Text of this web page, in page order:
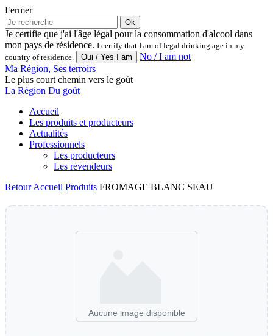
Fermer
Ok
Je certifie que j'ai l'âge légal pour la consommation d'alcool dans
mon pays de résidence. I certify that I am of legal drinking age in my
country of residence.
No / I am not
Ma Région, Ses terroirs
Le plus court chemin vers le goût
La Région Du goût
Accueil
Les produits et producteurs
Actualités
Professionnels
Les producteurs
Les revendeurs
RetourAccueil Produits FROMAGE BLANC SEAU
Aucune image disponible